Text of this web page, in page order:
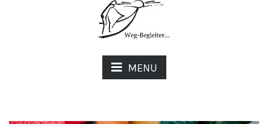
MENU